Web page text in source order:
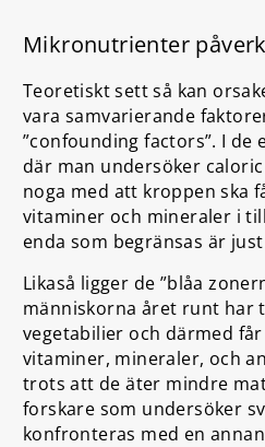
Mikronutrienter
Teoretiskt sett så kan
vara samvarierande
”confounding factors”. I
där man undersöker
noga med att kroppen ska
vitaminer och mineraler i
enda som begränsas är
Likaså ligger de ”blåa
människorna året runt har
vegetabilier och därmed
vitaminer, mineraler, och
trots att de äter mindre
forskare som undersöker
konfronteras med en